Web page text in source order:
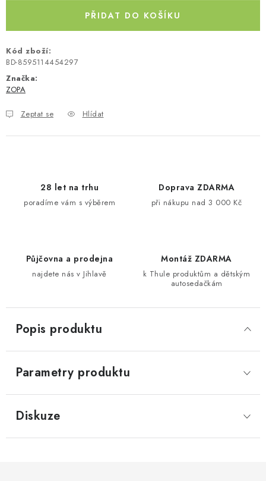
Doprava a platba
Půjčovna
Moje objednávka
Napište nám
Reklamace
Obchodní podmínky
PŘIDAT DO KOŠÍKU
Kód zboží:
BD-8595114454297
Značka:
ZOPA
Zeptat se Hlídat
28 let na trhu
poradíme vám s výběrem
Doprava ZDARMA
při nákupu nad 3 000 Kč
Půjčovna a prodejna
najdete nás v Jihlavě
Montáž ZDARMA
k Thule produktům a dětským
autosedačkám
Popis produktu
Parametry produktu
Diskuze